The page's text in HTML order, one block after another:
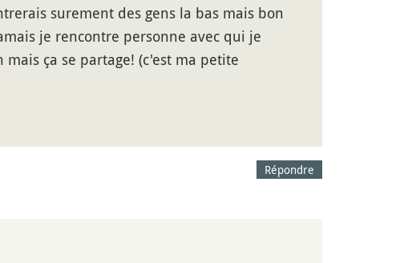
surement des gens la bas mais bon
je rencontre personne avec qui je
ça se partage! (c'est ma petite
Répondre